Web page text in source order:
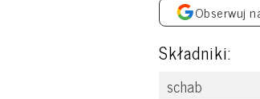
Obserwuj
Składniki:
schab